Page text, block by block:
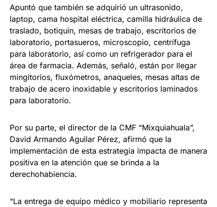
Apuntó que también se adquirió un ultrasonido,
laptop, cama hospital eléctrica, camilla hidráulica de
traslado, botiquín, mesas de trabajo, escritorios de
laboratorio, portasueros, microscopio, centrífuga
para laboratorio, así como un refrigerador para el
área de farmacia. Además, señaló, están por llegar
mingitorios, fluxómetros, anaqueles, mesas altas de
trabajo de acero inoxidable y escritorios laminados
para laboratorio.
Por su parte, el director de la CMF “Mixquiahuala”,
David Armando Aguilar Pérez, afirmó que la
implementación de esta estrategia impacta de manera
positiva en la atención que se brinda a la
derechohabiencia.
“La entrega de equipo médico y mobiliario representa